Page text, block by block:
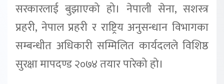
सरकारलाई बुझाएको हो। नेपाली सेना, सशस्त्र
प्रहरी, नेपाल प्रहरी र राष्ट्रिय अनुसन्धान विभागका
सम्बन्धीत अधिकारी सम्मिलित कार्यदलले विशिष्ठ
सुरक्षा मापदण्ड २०७४ तयार पारेको हो।